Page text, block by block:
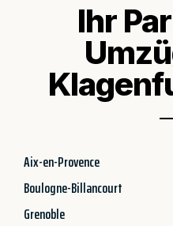
Ihr
Aix-en-Provence
Boulogne-Billancourt
Grenoble